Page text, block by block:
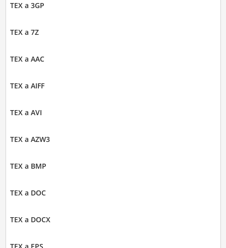
TEX a 3GP
TEX a 7Z
TEX a AAC
TEX a AIFF
TEX a AVI
TEX a AZW3
TEX a BMP
TEX a DOC
TEX a DOCX